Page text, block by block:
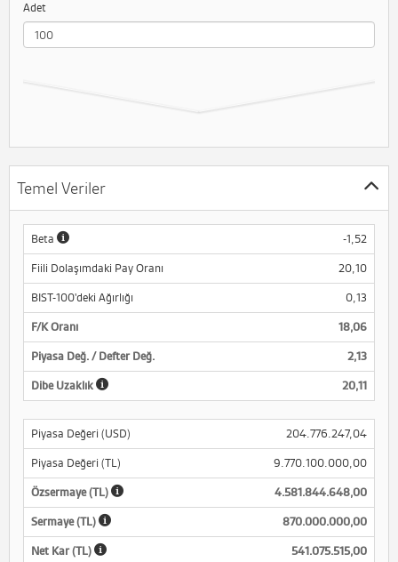
Adet
Temel Veriler
Beta -1,52
Fiili Dolaşımdaki Pay Oranı 20,10
BIST-100'deki Ağırlığı 0,13
F/K Oranı 18,06
Piyasa Değ. / Defter Değ. 2,13
Dibe Uzaklık 20,11
Piyasa Değeri (USD) 204.776.247,04
Piyasa Değeri (TL) 9.770.100.000,00
Özsermaye (TL) 4.581.844.648,00
Sermaye (TL) 870.000.000,00
Net Kar (TL) 541.075.515,00